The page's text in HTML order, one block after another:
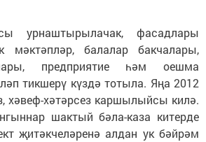
урнаштырылачак, фасадлары
мәктәпләр, балалар бакчалары,
предприятие һәм оешма
тикшерү күздә тотыла. Яңа 2012
хәвеф-хәтәрсез каршылыйсы килә.
шактый бәла-каза китерде
җитәкчеләренә алдан ук бәйрәм